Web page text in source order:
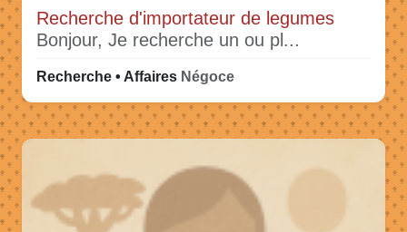
Recherche d'importateur de legumes
Bonjour, Je recherche un ou pl...
Recherche • Affaires Négoce